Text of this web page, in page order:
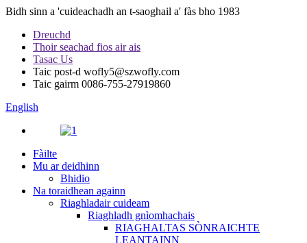
Bidh sinn a 'cuideachadh an t-saoghail a' fàs bho 1983
Dreuchd
Thoir seachad fios air ais
Tasac Us
Taic post-d wofly5@szwofly.com
Taic gairm 0086-755-27919860
English
Fàilte
Mu ar deidhinn
Bhidio
Na toraidhean againn
Riaghladair cuideam
Riaghladh gnìomhachais
RIAGHALTAS SÒNRAICHTE
LEANTAINN